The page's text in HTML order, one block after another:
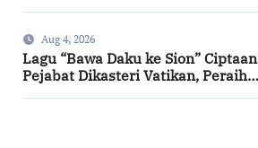
Aug 4, 2026
Lagu “Bawa Daku ke Sion” Ciptaan
Pejabat Dikasteri Vatikan, Peraih